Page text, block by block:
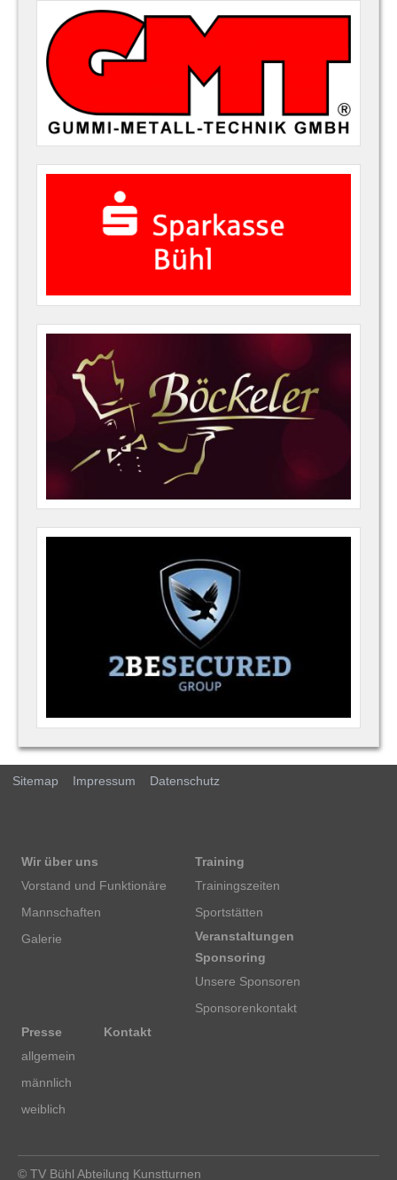
Sitemap Impressum Datenschutz
Wir über uns
Vorstand und Funktionäre
Mannschaften
Galerie
Training
Trainingszeiten
Sportstätten
Veranstaltungen
Sponsoring
Unsere Sponsoren
Sponsorenkontakt
Presse
allgemein
männlich
weiblich
Kontakt
© TV Bühl Abteilung Kunstturnen